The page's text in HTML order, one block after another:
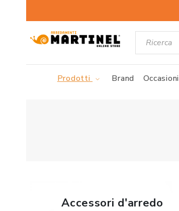
Prodotti Brand Occasioni
Accessori d'arredo